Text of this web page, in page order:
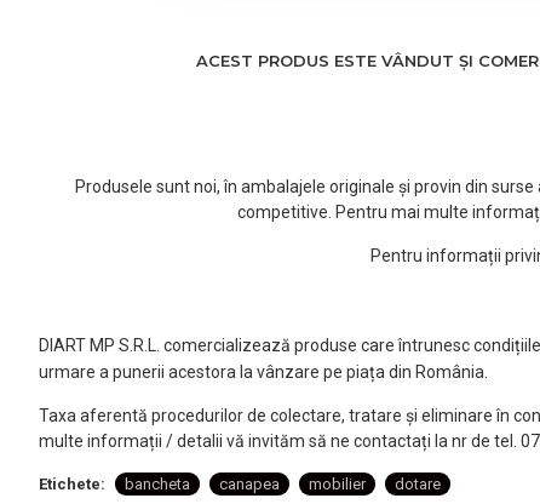
ACEST PRODUS ESTE VÂNDUT ȘI
Produsele sunt noi, în ambalajele originale și provin din
competitive. Pentru mai multe
Pentru informații
DIART MP S.R.L. comercializează produse care întrunesc
urmare a punerii acestora la vânzare pe piața din România.
Taxa aferentă procedurilor de colectare, tratare și eliminare în
multe informații / detalii vă invităm să ne contactați la nr de tel.
Etichete: bancheta canapea mobilier dotare